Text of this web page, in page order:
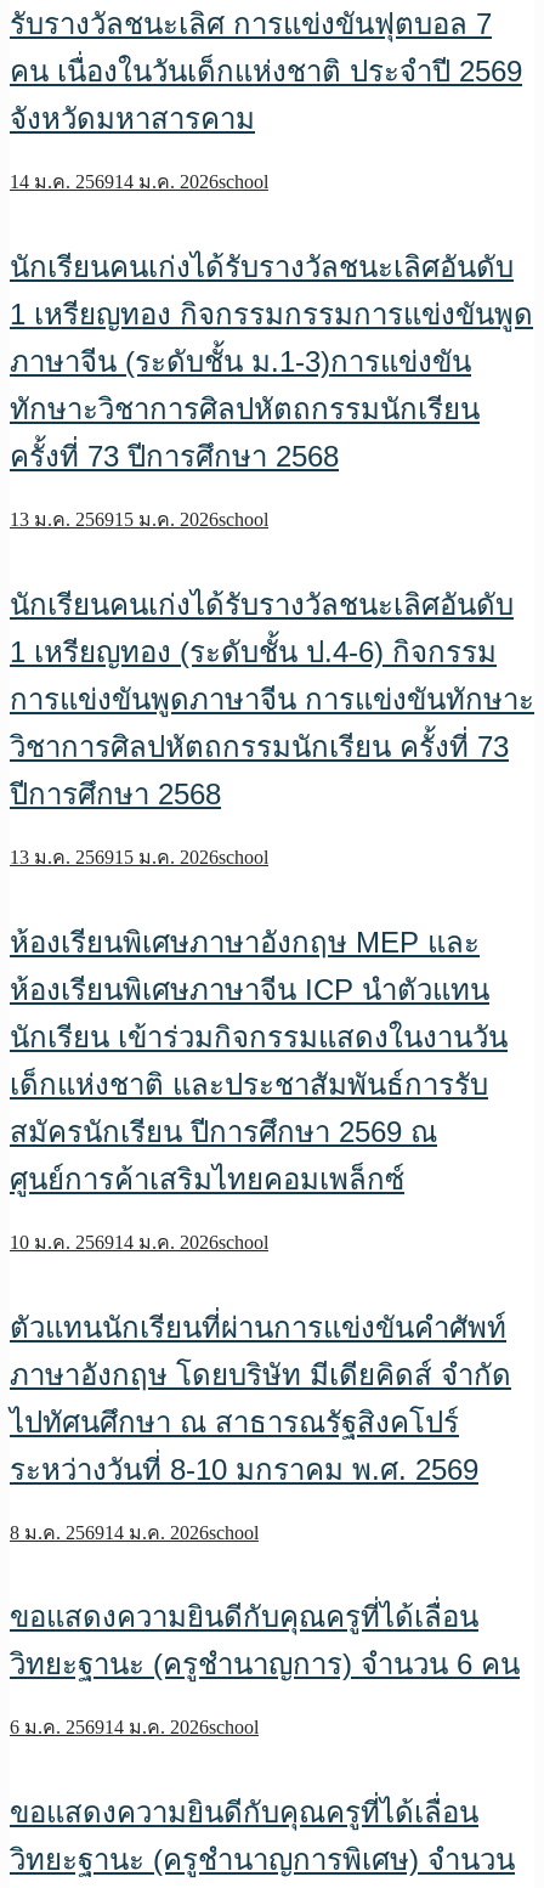
รับรางวัลชนะเลิศ การแข่งขันฟุตบอล 7
คน เนื่องในวันเด็กแห่งชาติ ประจำปี 2569
จังหวัดมหาสารคาม
14 ม.ค. 256914 ม.ค. 2026school
นักเรียนคนเก่งได้รับรางวัลชนะเลิศอันดับ
1 เหรียญทอง กิจกรรมกรรมการแข่งขันพูด
ภาษาจีน (ระดับชั้น ม.1-3)การแข่งขัน
ทักษาะวิชาการศิลปหัตถกรรมนักเรียน
ครั้งที่ 73 ปีการศึกษา 2568
13 ม.ค. 256915 ม.ค. 2026school
นักเรียนคนเก่งได้รับรางวัลชนะเลิศอันดับ
1 เหรียญทอง (ระดับชั้น ป.4-6) กิจกรรม
การแข่งขันพูดภาษาจีน การแข่งขันทักษาะ
วิชาการศิลปหัตถกรรมนักเรียน ครั้งที่ 73
ปีการศึกษา 2568
13 ม.ค. 256915 ม.ค. 2026school
ห้องเรียนพิเศษภาษาอังกฤษ MEP และ
ห้องเรียนพิเศษภาษาจีน ICP นำตัวแทน
นักเรียน เข้าร่วมกิจกรรมแสดงในงานวัน
เด็กแห่งชาติ และประชาสัมพันธ์การรับ
สมัครนักเรียน ปีการศึกษา 2569 ณ
ศูนย์การค้าเสริมไทยคอมเพล็กซ์
10 ม.ค. 256914 ม.ค. 2026school
ตัวแทนนักเรียนที่ผ่านการแข่งขันคำศัพท์
ภาษาอังกฤษ โดยบริษัท มีเดียคิดส์ จำกัด
ไปทัศนศึกษา ณ สาธารณรัฐสิงคโปร์
ระหว่างวันที่ 8-10 มกราคม พ.ศ. 2569
8 ม.ค. 256914 ม.ค. 2026school
ขอแสดงความยินดีกับคุณครูที่ได้เลื่อน
วิทยะฐานะ (ครูชำนาญการ) จำนวน 6 คน
6 ม.ค. 256914 ม.ค. 2026school
ขอแสดงความยินดีกับคุณครูที่ได้เลื่อน
วิทยะฐานะ (ครูชำนาญการพิเศษ) จำนวน